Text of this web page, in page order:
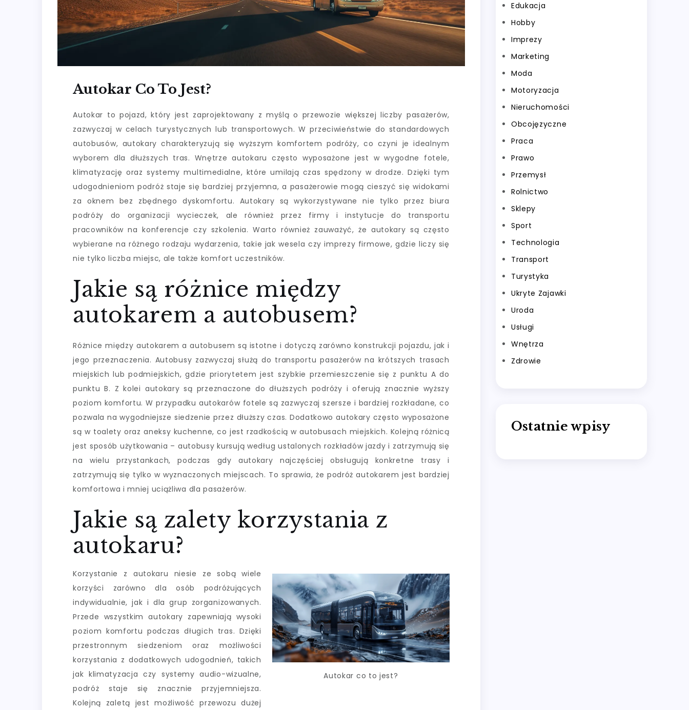
Autokar Co To Jest?
Autokar to pojazd, który jest zaprojektowany z myślą o przewozie większej liczby pasażerów,
zazwyczaj w celach turystycznych lub transportowych. W przeciwieństwie do standardowych
autobusów, autokary charakteryzują się wyższym komfortem podróży, co czyni je idealnym
wyborem dla dłuższych tras. Wnętrze autokaru często wyposażone jest w wygodne fotele,
klimatyzację oraz systemy multimedialne, które umilają czas spędzony w drodze. Dzięki tym
udogodnieniom podróż staje się bardziej przyjemna, a pasażerowie mogą cieszyć się widokami
za oknem bez zbędnego dyskomfortu. Autokary są wykorzystywane nie tylko przez biura
podróży do organizacji wycieczek, ale również przez firmy i instytucje do transportu
pracowników na konferencje czy szkolenia. Warto również zauważyć, że autokary są często
wybierane na różnego rodzaju wydarzenia, takie jak wesela czy imprezy firmowe, gdzie liczy się
nie tylko liczba miejsc, ale także komfort uczestników.
Jakie są różnice między
autokarem a autobusem?
Różnice między autokarem a autobusem są istotne i dotyczą zarówno konstrukcji pojazdu, jak i
jego przeznaczenia. Autobusy zazwyczaj służą do transportu pasażerów na krótszych trasach
miejskich lub podmiejskich, gdzie priorytetem jest szybkie przemieszczenie się z punktu A do
punktu B. Z kolei autokary są przeznaczone do dłuższych podróży i oferują znacznie wyższy
poziom komfortu. W przypadku autokarów fotele są zazwyczaj szersze i bardziej rozkładane, co
pozwala na wygodniejsze siedzenie przez dłuższy czas. Dodatkowo autokary często wyposażone
są w toalety oraz aneksy kuchenne, co jest rzadkością w autobusach miejskich. Kolejną różnicą
jest sposób użytkowania – autobusy kursują według ustalonych rozkładów jazdy i zatrzymują się
na wielu przystankach, podczas gdy autokary najczęściej obsługują konkretne trasy i
zatrzymują się tylko w wyznaczonych miejscach. To sprawia, że podróż autokarem jest bardziej
komfortowa i mniej uciążliwa dla pasażerów.
Jakie są zalety korzystania z
autokaru?
Autokar co to jest?
Korzystanie z autokaru niesie ze sobą wiele
korzyści zarówno dla osób podróżujących
indywidualnie, jak i dla grup zorganizowanych.
Przede wszystkim autokary zapewniają wysoki
poziom komfortu podczas długich tras. Dzięki
przestronnym siedzeniom oraz możliwości
korzystania z dodatkowych udogodnień, takich
jak klimatyzacja czy systemy audio-wizualne,
podróż staje się znacznie przyjemniejsza.
Kolejną zaletą jest możliwość przewozu dużej
Edukacja
Hobby
Imprezy
Marketing
Moda
Motoryzacja
Nieruchomości
Obcojęzyczne
Praca
Prawo
Przemysł
Rolnictwo
Sklepy
Sport
Technologia
Transport
Turystyka
Ukryte Zajawki
Uroda
Usługi
Wnętrza
Zdrowie
Ostatnie wpisy